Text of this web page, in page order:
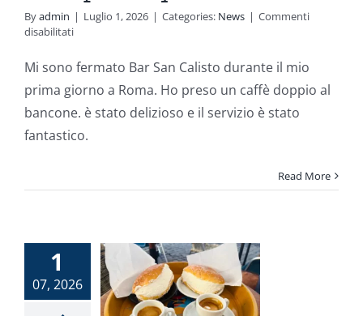
Byadmin | Luglio 1, 2026 | Categories: News | Commenti
disabilitatisu
pensa
questo
di
noi
Mi sono fermato Bar San Calisto durante il mio
prima giorno a Roma. Ho preso un caffè doppio al
bancone. è stato delizioso e il servizio è stato
fantastico.
Read More
1
07, 2026
nostro